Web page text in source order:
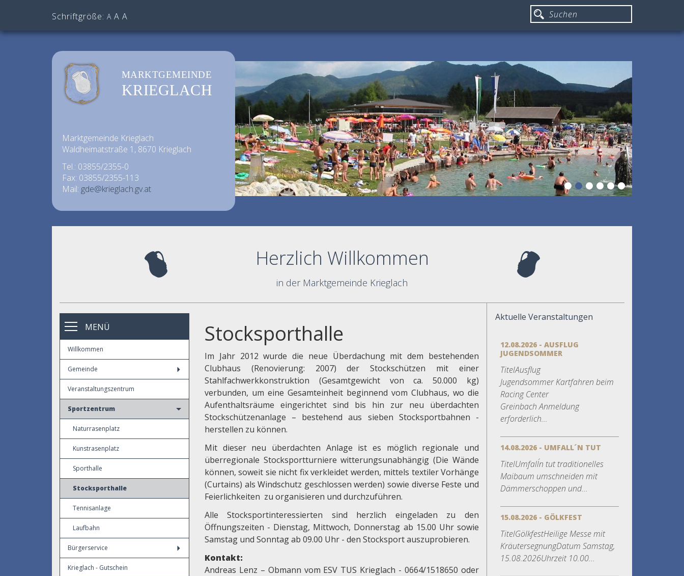
Schriftgröße: A A A
MARKTGEMEINDE
KRIEGLACH
Marktgemeinde Krieglach
Waldheimatstraße 1, 8670 Krieglach
Tel.: 03855/2355-0
Fax: 03855/2355-113
Mail: gde@krieglach.gv.at
Herzlich Willkommen
in der Marktgemeinde Krieglach
MENÜ
Willkommen
Gemeinde
Veranstaltungszentrum
Sportzentrum
Naturrasenplatz
Kunstrasenplatz
Sporthalle
Stocksporthalle
Tennisanlage
Laufbahn
Bürgerservice
Krieglach - Gutschein
Stocksporthalle
Im Jahr 2012 wurde die neue Überdachung mit dem bestehenden
Clubhaus (Renovierung: 2007) der Stockschützen mit einer
Stahlfachwerkkonstruktion (Gesamtgewicht von ca. 50.000 kg)
verbunden, um eine Gesamteinheit beginnend vom Clubhaus, wo die
Aufenthaltsräume eingerichtet sind bis hin zur neu überdachten
Stockschützenanlage – bestehend aus sieben Stocksportbahnen -
herstellen zu können.
Mit dieser neu überdachten Anlage ist es möglich regionale und
überregionale Stocksportturniere witterungsunabhängig (Die Wände
können, soweit sie nicht fix verkleidet werden, mittels textiler Vorhänge
(Curtains) als Windschutz geschlossen werden) sowie diverse Feste und
Feierlichkeiten zu organisieren und durchzuführen.
Alle Stocksportinteressierten sind herzlich eingeladen zu den
Öffnungszeiten - Dienstag, Mittwoch, Donnerstag ab 15.00 Uhr sowie
Samstag und Sonntag ab 09.00 Uhr - den Stocksport auszuprobieren.
Kontakt:
Andreas Lenz – Obmann vom ESV TUS Krieglach - 0664/1518650 oder
Aktuelle Veranstaltungen
12.08.2026 - AUSFLUG
JUGENDSOMMER
TitelAusflug
Jugendsommer Kartfahren beim
Racing Center
Greinbach Anmeldung
erforderlich...
14.08.2026 - UMFALL´N TUT
TitelUmfall´n tut traditionelles
Maibaum umschneiden mit
Dämmerschoppen und...
15.08.2026 - GÖLKFEST
TitelGölkfestHeilige Messe mit
KräutersegnungDatum Samstag,
15.08.2026Uhrzeit 10.00...